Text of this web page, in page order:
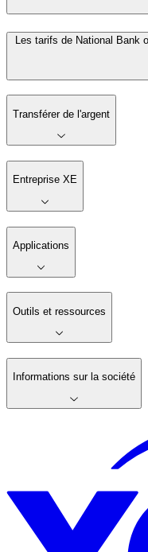
Les tarifs de National Bank
Transférer de l'argent
Entreprise XE
Applications
Outils et ressources
Informations sur la société